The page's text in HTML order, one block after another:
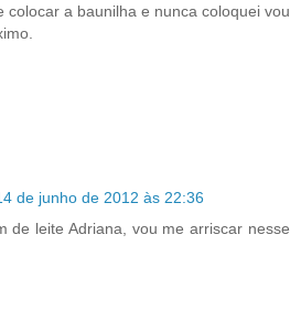
colocar a baunilha e nunca coloquei vou
de junho de 2012 às 22:36
de leite Adriana, vou me arriscar nesse